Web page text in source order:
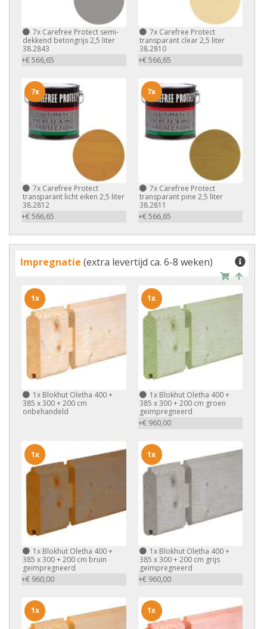
7x Carefree Protect semi-
dekkend betongrijs 2,5 liter
38.2843
+€ 566,65
7xCarefree Protect
transparant clear 2,5 liter
38.2810
+€ 566,65
7x Carefree Protect
transparant licht eiken 2,5 liter
38.2812
+€ 566,65
7x
7xCarefree Protect
transparant pine 2,5 liter
38.2811
+€ 566,65
7x
Impregnatie (extra levertijd ca. 6-8 weken)
1x Blokhut Oletha 400 +
385 x 300 + 200 cm
onbehandeld
1x
1xBlokhut Oletha 400 +
385 x 300 + 200 cm groen
geïmpregneerd
+€ 960,00
1x
1x Blokhut Oletha 400 +
385 x 300 + 200 cm bruin
geïmpregneerd
+€ 960,00
1x
1xBlokhut Oletha 400 +
385 x 300 + 200 cm grijs
geïmpregneerd
+€ 960,00
1x
1x 1x